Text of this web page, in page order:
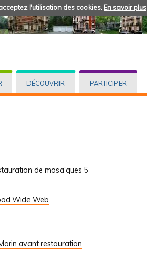
l'utilisation des cookies. En savoir plus
DÉCOUVRIR PARTICIPER
de mosaïques 5
Wide Web
avant restauration